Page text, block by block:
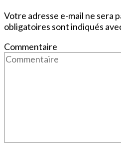
Votre adresse e-mail ne sera
obligatoires sont indiqués
Commentaire